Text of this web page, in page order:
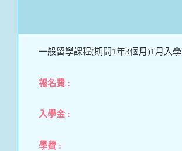
一般留學課程(期間1年3個月)1月入學